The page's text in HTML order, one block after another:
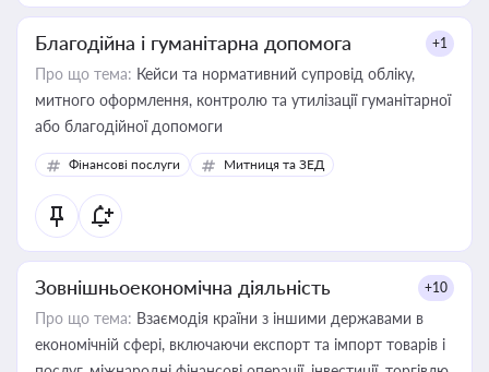
Благодійна і гуманітарна допомога +1
Про що тема: Кейси та нормативний супровід обліку,
митного оформлення, контролю та утилізації гуманітарної
або благодійної допомоги
Фінансові послуги Митниця та ЗЕД
Зовнішньоекономічна діяльність +10
Про що тема: Взаємодія країни з іншими державами в
економічній сфері, включаючи експорт та імпорт товарів і